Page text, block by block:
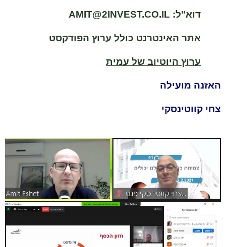
דוא"ל: AMIT@2INVEST.CO.IL
אתר האינטרנט כולל ערוץ הפודקסט
ערוץ היוטיוב של עמית
האזנה מועילה
צחי קווטינסקי